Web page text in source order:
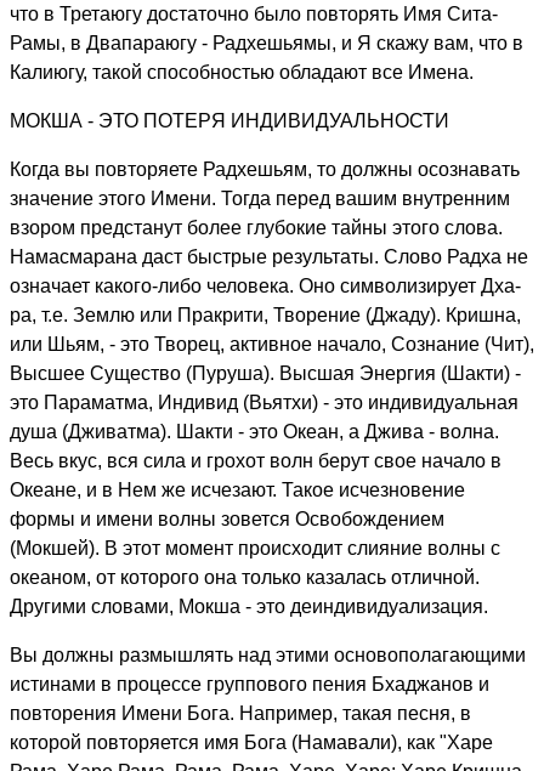
что в Третаюгу достаточно было повторять Имя Сита-
Рамы, в Двапараюгу - Радхешьямы, и Я скажу вам, что в
Калиюгу, такой способностью обладают все Имена.
МОКША - ЭТО ПОТЕРЯ ИНДИВИДУАЛЬНОСТИ
Когда вы повторяете Радхешьям, то должны осознавать
значение этого Имени. Тогда перед вашим внутренним
взором предстанут более глубокие тайны этого слова.
Намасмарана даст быстрые результаты. Слово Радха не
означает какого-либо человека. Оно символизирует Дха-
ра, т.е. Землю или Пракрити, Творение (Джаду). Кришна,
или Шьям, - это Творец, активное начало, Сознание (Чит),
Высшее Существо (Пуруша). Высшая Энергия (Шакти) -
это Параматма, Индивид (Вьятхи) - это индивидуальная
душа (Дживатма). Шакти - это Океан, а Джива - волна.
Весь вкус, вся сила и грохот волн берут свое начало в
Океане, и в Нем же исчезают. Такое исчезновение
формы и имени волны зовется Освобождением
(Мокшей). В этот момент происходит слияние волны с
океаном, от которого она только казалась отличной.
Другими словами, Мокша - это деиндивидуализация.
Вы должны размышлять над этими основополагающими
истинами в процессе группового пения Бхаджанов и
повторения Имени Бога. Например, такая песня, в
которой повторяется имя Бога (Намавали), как "Харе